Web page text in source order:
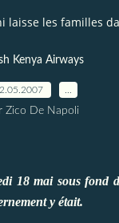
laisse les familles
Kenya Airways
Zico De Napoli
18 mai sous
y était.